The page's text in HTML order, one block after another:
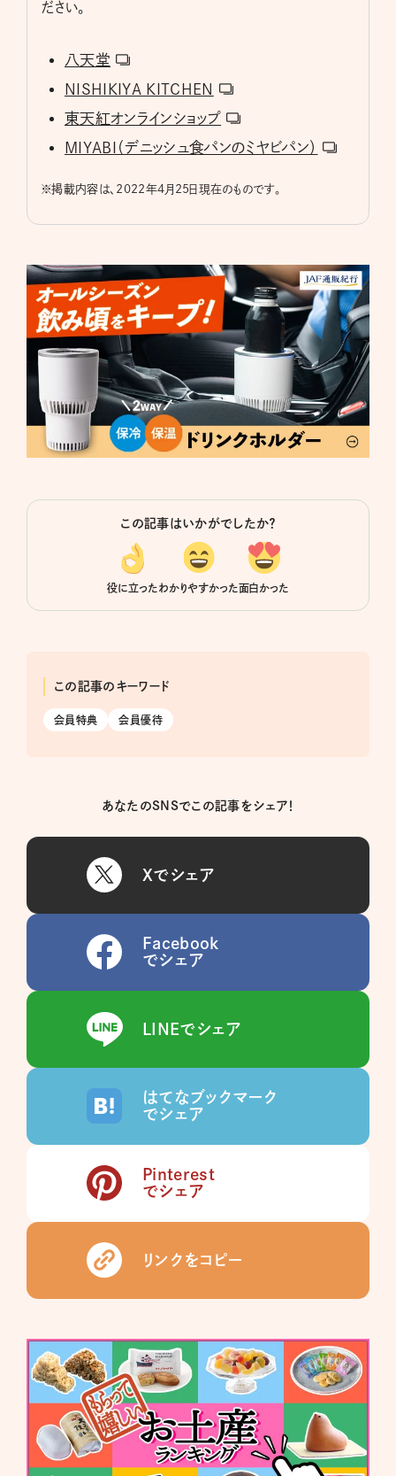
ださい。
八天堂
NISHIKIYA KITCHEN
東天紅オンラインショップ
MIYABI（デニッシュ食パンのミヤビパン）
※掲載内容は、2022年4月25日現在のものです。
この記事はいかがでしたか？
役に立ったわかりやすかった面白かった
この記事のキーワード
会員特典 会員優待
あなたのSNSでこの記事をシェア！
Xでシェア
Facebook
でシェア
LINEでシェア
はてなブックマーク
でシェア
Pinterest
でシェア
リンクをコピー